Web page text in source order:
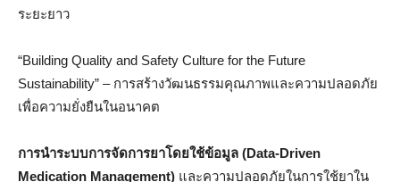
ระยะยาว
“Building Quality and Safety Culture for the Future
Sustainability” – การสร้างวัฒนธรรมคุณภาพและความปลอดภัย
เพื่อความยั่งยืนในอนาคต
การนำระบบการจัดการยาโดยใช้ข้อมูล (Data-Driven
Medication Management) และความปลอดภัยในการใช้ยาใน